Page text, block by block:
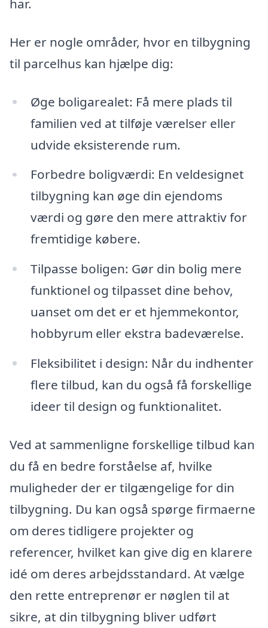
har.
Her er nogle områder, hvor en tilbygning
til parcelhus kan hjælpe dig:
Øge boligarealet: Få mere plads til
familien ved at tilføje værelser eller
udvide eksisterende rum.
Forbedre boligværdi: En veldesignet
tilbygning kan øge din ejendoms
værdi og gøre den mere attraktiv for
fremtidige købere.
Tilpasse boligen: Gør din bolig mere
funktionel og tilpasset dine behov,
uanset om det er et hjemmekontor,
hobbyrum eller ekstra badeværelse.
Fleksibilitet i design: Når du indhenter
flere tilbud, kan du også få forskellige
ideer til design og funktionalitet.
Ved at sammenligne forskellige tilbud kan
du få en bedre forståelse af, hvilke
muligheder der er tilgængelige for din
tilbygning. Du kan også spørge firmaerne
om deres tidligere projekter og
referencer, hvilket kan give dig en klarere
idé om deres arbejdsstandard. At vælge
den rette entreprenør er nøglen til at
sikre, at din tilbygning bliver udført